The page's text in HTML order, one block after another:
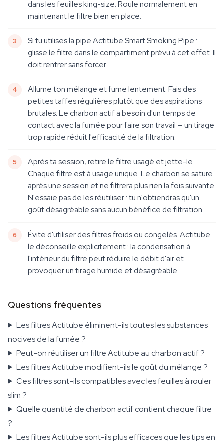
dans les feuilles king-size. Roule normalement en
maintenant le filtre bien en place.
Si tu utilises la pipe Actitube Smart Smoking Pipe :
glisse le filtre dans le compartiment prévu à cet effet. Il
doit rentrer sans forcer.
Allume ton mélange et fume lentement. Fais des
petites taffes régulières plutôt que des aspirations
brutales. Le charbon actif a besoin d'un temps de
contact avec la fumée pour faire son travail — un tirage
trop rapide réduit l'efficacité de la filtration.
Après ta session, retire le filtre usagé et jette-le.
Chaque filtre est à usage unique. Le charbon se sature
après une session et ne filtrera plus rien la fois suivante.
N'essaie pas de les réutiliser : tu n'obtiendras qu'un
goût désagréable sans aucun bénéfice de filtration.
Évite d'utiliser des filtres froids ou congelés. Actitube
le déconseille explicitement : la condensation à
l'intérieur du filtre peut réduire le débit d'air et
provoquer un tirage humide et désagréable.
Questions fréquentes
Les filtres Actitube éliminent-ils toutes les substances
nocives de la fumée ?
Peut-on réutiliser un filtre Actitube au charbon actif ?
Les filtres Actitube modifient-ils le goût du mélange ?
Ces filtres sont-ils compatibles avec les feuilles à rouler
slim ?
Quelle quantité de charbon actif contient chaque filtre
?
Les filtres Actitube sont-ils plus efficaces que les tips en